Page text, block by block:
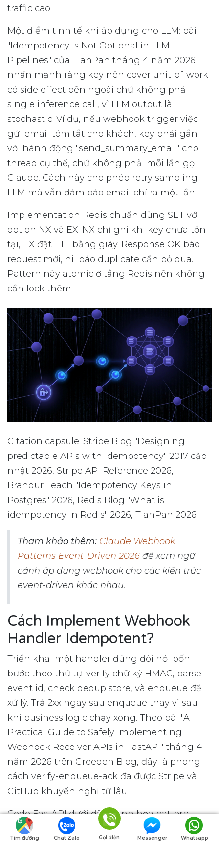
traffic cao.
Một điểm tinh tế khi áp dụng cho LLM: bài
"Idempotency Is Not Optional in LLM
Pipelines" của TianPan tháng 4 năm 2026
nhấn mạnh rằng key nên cover unit-of-work
có side effect bên ngoài chứ không phải
single inference call, vì LLM output là
stochastic. Ví dụ, nếu webhook trigger việc
gửi email tóm tắt cho khách, key phải gắn
với hành động "send_summary_email" cho
thread cụ thể, chứ không phải mỗi lần gọi
Claude. Cách này cho phép retry sampling
LLM mà vẫn đảm bảo email chỉ ra một lần.
Implementation Redis chuẩn dùng SET với
option NX và EX. NX chỉ ghi khi key chưa tồn
tại, EX đặt TTL bằng giây. Response OK báo
request mới, nil báo duplicate cần bỏ qua.
Pattern này atomic ở tầng Redis nên không
cần lock thêm.
Citation capsule: Stripe Blog "Designing
predictable APIs with idempotency" 2017 cập
nhật 2026, Stripe API Reference 2026,
Brandur Leach "Idempotency Keys in
Postgres" 2026, Redis Blog "What is
idempotency in Redis" 2026, TianPan 2026.
Tham khảo thêm: Claude Webhook
Patterns Event-Driven 2026 để xem ngữ
cảnh áp dụng webhook cho các kiến trúc
event-driven khác nhau.
Cách Implement Webhook
Handler Idempotent?
Triển khai một handler đúng đòi hỏi bốn
bước theo thứ tự: verify chữ ký HMAC, parse
event id, check dedup store, và enqueue để
xử lý. Trả 2xx ngay sau enqueue thay vì sau
khi business logic chạy xong. Theo bài "A
Practical Guide to Safely Implementing
Webhook Receiver APIs in FastAPI" tháng 4
năm 2026 trên Greeden Blog, đây là phong
cách verify-enqueue-ack đã được Stripe và
GitHub khuyến nghị từ lâu.
Code FastAPI dưới đây minh họa pattern
hoàn chỉnh dùng Redis làm idempotency
Tìm đường Chat Zalo Gọi điện Messenger Whatsapp